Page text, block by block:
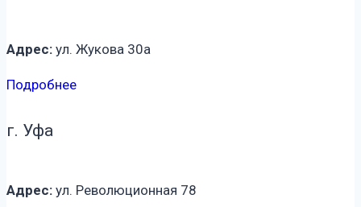
Адрес: ул. Жукова 30а
Подробнее
г. Уфа
Адрес: ул. Революционная 78